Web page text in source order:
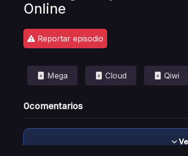
Online
Reportar episodio
Mega Cloud Qiwi
0comentarios